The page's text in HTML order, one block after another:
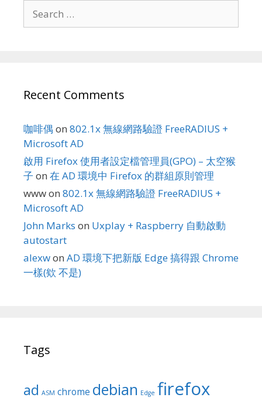
for:
Recent Comments
咖啡偶 on 802.1x 無線網路驗證 FreeRADIUS +
Microsoft AD
啟用 Firefox 使用者設定檔管理員(GPO) – 太空猴
子 on 在 AD 環境中 Firefox 的群組原則管理
wwwon 802.1x 無線網路驗證 FreeRADIUS +
Microsoft AD
John Marks on Uxplay + Raspberry 自動啟動
autostart
alexwon AD 環境下把新版 Edge 搞得跟 Chrome
一樣(欸 不是)
Tags
ad ASM chrome debian Edge firefox